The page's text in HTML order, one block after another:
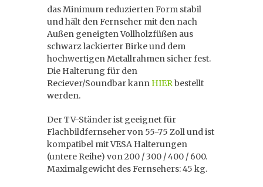
das Minimum reduzierten Form stabil
und hält den Fernseher mit den nach
Außen geneigten Vollholzfüßen aus
schwarz lackierter Birke und dem
hochwertigen Metallrahmen sicher fest.
Die Halterung für den
Reciever/Soundbar kann HIERbestellt
werden.
Der TV-Ständer ist geeignet für
Flachbildfernseher von 55-75 Zoll und ist
kompatibel mit VESA Halterungen
(untere Reihe) von 200 / 300 / 400 / 600.
Maximalgewicht des Fernsehers: 45 kg.